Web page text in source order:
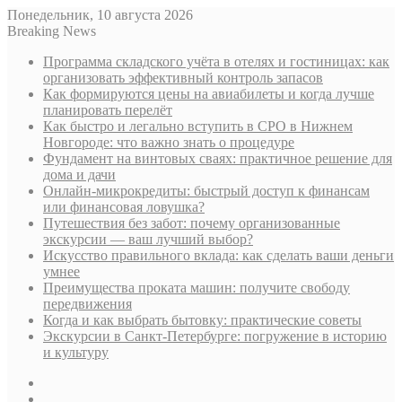
Понедельник, 10 августа 2026
Breaking News
Программа складского учёта в отелях и гостиницах: как
организовать эффективный контроль запасов
Как формируются цены на авиабилеты и когда лучше
планировать перелёт
Как быстро и легально вступить в СРО в Нижнем
Новгороде: что важно знать о процедуре
Фундамент на винтовых сваях: практичное решение для
дома и дачи
Онлайн-микрокредиты: быстрый доступ к финансам
или финансовая ловушка?
Путешествия без забот: почему организованные
экскурсии — ваш лучший выбор?
Искусство правильного вклада: как сделать ваши деньги
умнее
Преимущества проката машин: получите свободу
передвижения
Когда и как выбрать бытовку: практические советы
Экскурсии в Санкт-Петербурге: погружение в историю
и культуру